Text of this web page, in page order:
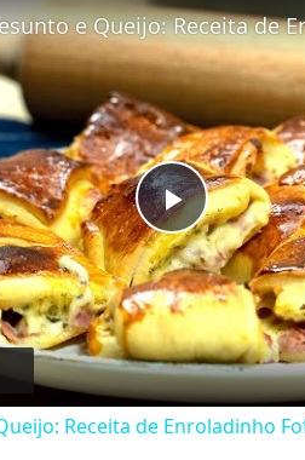
Play
Receita de Enroladinho